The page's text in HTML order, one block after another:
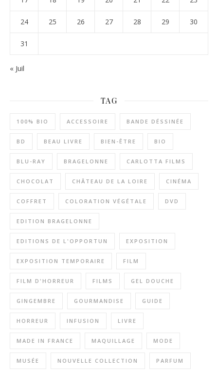
24 25 26 27 28 29 30
31
« Juil
TAG
100% BIO ACCESSOIRE BANDE DÉSSINÉE
BD BEAU LIVRE BIEN-ÊTRE BIO
BLU-RAY BRAGELONNE CARLOTTA FILMS
CHOCOLAT CHÂTEAU DE LA LOIRE CINÉMA
COFFRET COLORATION VÉGÉTALE DVD
EDITION BRAGELONNE
EDITIONS DE L'OPPORTUN EXPOSITION
EXPOSITION TEMPORAIRE FILM
FILM D'HORREUR FILMS GEL DOUCHE
GINGEMBRE GOURMANDISE GUIDE
HORREUR INFUSION LIVRE
MADE IN FRANCE MAQUILLAGE MODE
MUSÉE NOUVELLE COLLECTION PARFUM